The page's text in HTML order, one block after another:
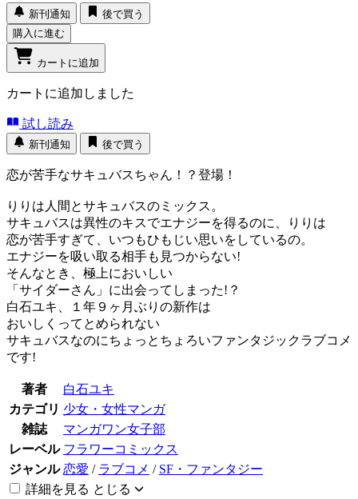
新刊通知
後で買う
購入に進む
カートに追加
カートに追加しました
試し読み
新刊通知 後で買う
恋が苦手なサキュバスちゃん！？登場！
りりは人間とサキュバスのミックス。
サキュバスは異性のキスでエナジーを得るのに、りりは
恋が苦手すぎて、いつもひもじい思いをしているの。
エナジーを吸い取る相手も見つからない!
そんなとき、極上においしい
「サイダーさん」に出会ってしまった!？
白石ユキ、１年９ヶ月ぶりの新作は
おいしくってとめられない
サキュバスなのにちょっとちょろいファンタジックラブコメ
です!
著者
白石ユキ
カテゴリ 少女・女性マンガ
雑誌
マンガワン女子部
レーベル フラワーコミックス
ジャンル 恋愛 / ラブコメ / SF・ファンタジー
詳細を見る とじる